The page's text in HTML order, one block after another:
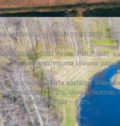
iedzīvotāju skaits uz 01.01.2023. ir
- 2032 Avots: PMLP dati],
Vidējais apdzīvojuma blīvums
iedzīvotāju skaita sastāda - krievu
poļu tautības – 2,2%, ukraiņu
un citas tautības – 0,2%.